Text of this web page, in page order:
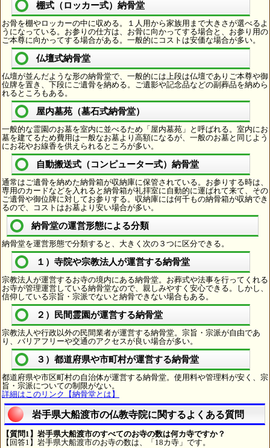
棚式（ロッカー式）納骨堂
お骨を棚やロッカーの中に収める。１人用から家族用まで大きさが選べるよ
うになっている。お参りの仕方は、お骨に向かってする場合と、お参り用の
ご本尊に向かってする場合がある。一般的にコストは安価な場合が多い。
仏壇式納骨堂
仏壇が並んだような形の納骨堂で、一般的には上段は仏壇でありご本尊や御
位牌を置き、下段にご遺骨を納める。ご遺影や記念品などの副葬品を納めら
れるところもある。
屋内墓苑（墓石式納骨堂）
一般的な霊園のお墓を室内に並べるため「屋内墓苑」と呼ばれる。室内にお
墓を建てるため費用は一般なお墓より高額になるが、一般のお墓と同じよう
にお花やお線香を供えられるところが多い。
自動搬送式（コンピューター式）納骨堂
通常はご遺骨を納めた納骨箱が収納庫に保管されている。お参りする時は、
専用のカードなどを入れると納骨箱が礼拝室に自動的に運ばれて来て、その
ご遺骨や御位牌に対してお参りする。収納庫には何千もの納骨箱が収納でき
るので、コストはお墓より安い場合が多い。
納骨堂の運営形態による分類
納骨堂を運営形態で分類すると、大きく次の３つに区分できる。
１）寺院や宗教法人が運営する納骨堂
宗教法人が運営するお寺の境内にある納骨堂。お葬式や法事を行ってくれる
お寺が管理運営している納骨堂なので、親しみやすく安心できる。しかし、
信仰している宗旨・宗派でないと納骨できない場合もある。
２）民間霊園が運営する納骨堂
宗教法人や行政以外の民間業者が運営する納骨堂。宗旨・宗派が自由であ
り、バリアフリーや交通のアクセスが良い場合が多い。
３）都道府県や市町村が運営する納骨堂
都道府県や市区町村の自治体が運営する納骨堂。使用料や管理料が安く、宗
旨・宗派についての制限がない。
詳細はこのリンク【納骨堂とは】
岩手県大船渡市の仏教寺院に関するよくある質問
【質問1】岩手県大船渡市のすべてのお寺の数は何カ寺ですか？
【回答1】岩手県大船渡市のお寺の数は、「18カ寺」です。